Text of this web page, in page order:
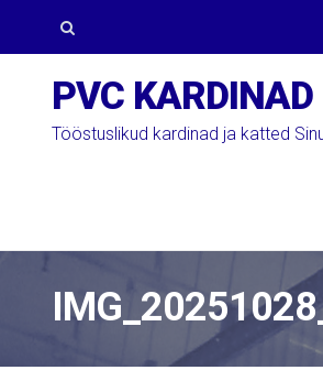
Skip
to
navigation
Skip
to
content
PVC KARDINAD
Tööstuslikud kardinad ja katted